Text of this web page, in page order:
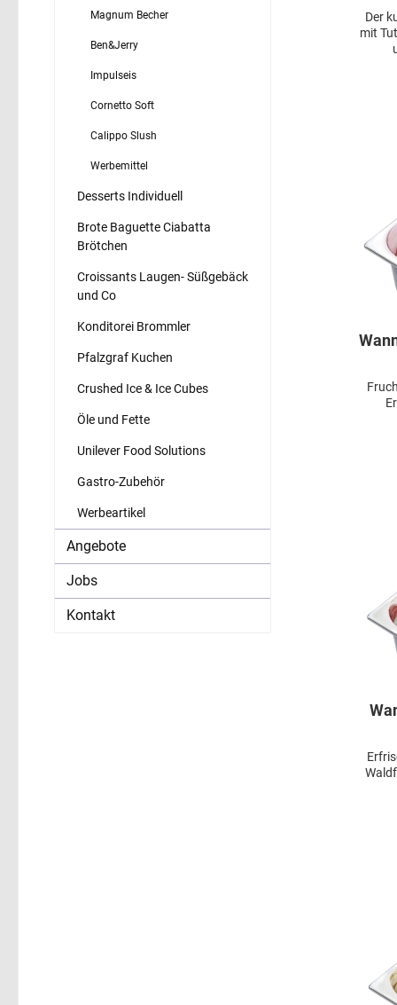
Magnum Becher
Ben&Jerry
Impulseis
Cornetto Soft
Calippo Slush
Werbemittel
Desserts Individuell
Brote Baguette Ciabatta
Brötchen
Croissants Laugen- Süßgebäck
und Co
Konditorei Brommler
Pfalzgraf Kuchen
Crushed Ice & Ice Cubes
Öle und Fette
Unilever Food Solutions
Gastro-Zubehör
Werbeartikel
Angebote
Jobs
Kontakt
Der
mit